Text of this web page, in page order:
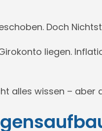
Doch
liegen.
alles wissen – aber